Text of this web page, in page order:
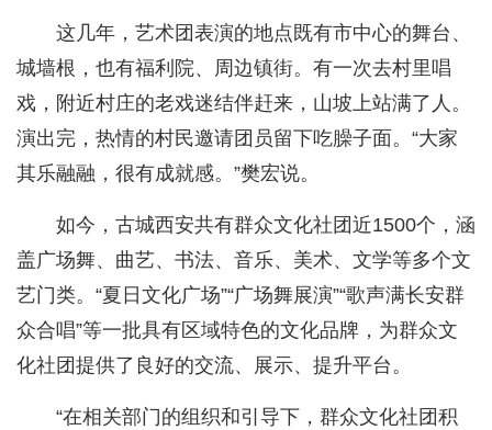
这几年，艺术团表演的地点既有市中心的舞台、
城墙根，也有福利院、周边镇街。有一次去村里唱
戏，附近村庄的老戏迷结伴赶来，山坡上站满了人。
演出完，热情的村民邀请团员留下吃臊子面。“大家
其乐融融，很有成就感。”樊宏说。
如今，古城西安共有群众文化社团近1500个，涵
盖广场舞、曲艺、书法、音乐、美术、文学等多个文
艺门类。“夏日文化广场”“广场舞展演”“歌声满长安群
众合唱”等一批具有区域特色的文化品牌，为群众文
化社团提供了良好的交流、展示、提升平台。
“在相关部门的组织和引导下，群众文化社团积